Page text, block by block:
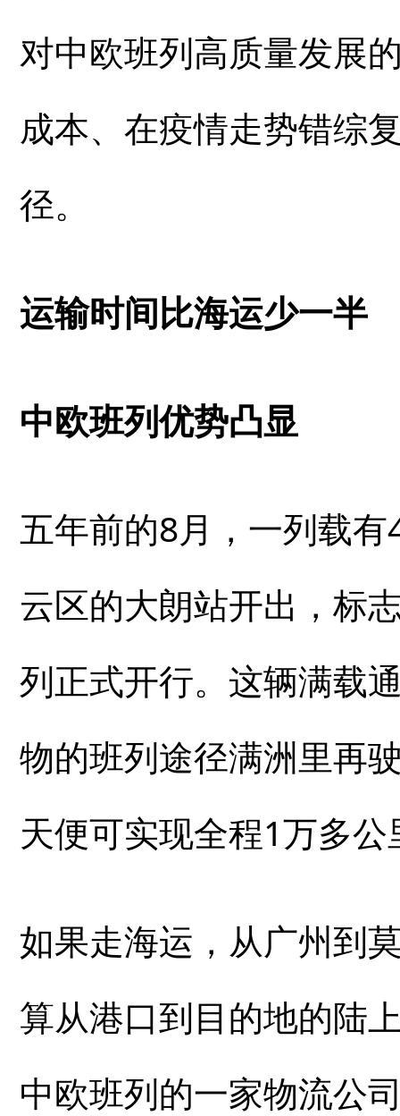
对中欧班列高质量发展
成本、在疫情走势错综
径。
运输时间比海运少一半
中欧班列优势凸显
五年前的8月，一列载
云区的大朗站开出，标
列正式开行。这辆满载
物的班列途径满洲里再
天便可实现全程1万多
如果走海运，从广州到
算从港口到目的地的陆
中欧班列的一家物流公